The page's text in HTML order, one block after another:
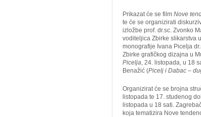
Prikazat će se film Nove
te će se organizirati
izložbe prof. dr.sc. Zvonko
voditeljica Zbirke slikarstva
monografije Ivana Picelja
Zbirke grafičkog dizajna u
Picelja, 24. listopada, u 18
Benažić (Picelj i Dabac –
Organizirat će se brojna
listopada te 17. studenog
listopada u 18 sati.
koja tematizira Nove